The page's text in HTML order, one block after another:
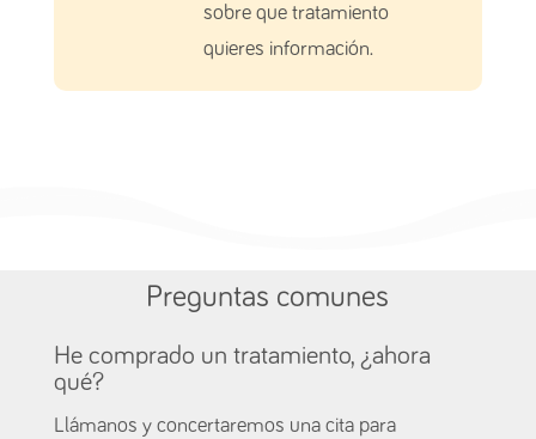
sobre que tratamiento
quieres información.
Preguntas comunes
He comprado un tratamiento, ¿ahora
qué?
Llámanos y concertaremos una cita para